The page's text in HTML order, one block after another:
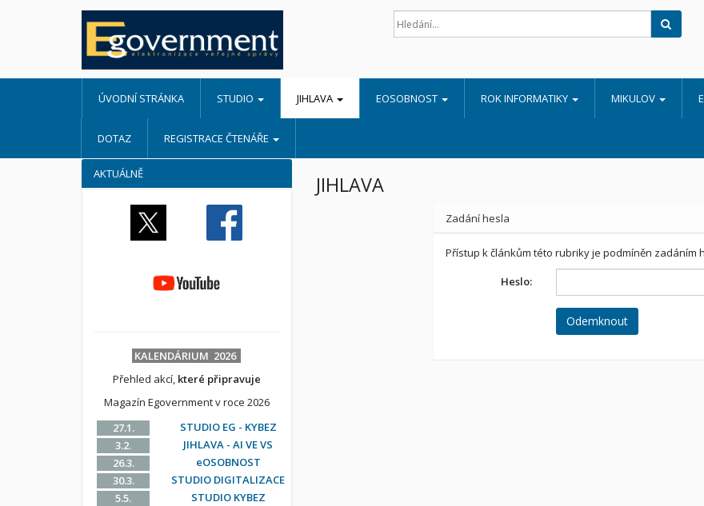
ÚVODNÍ STRÁNKA STUDIO JIHLAVA EOSOBNOST ROK INFORMATIKY MIKULOV
DOTAZ REGISTRACE ČTENÁŘE
JIHLAVA
Zadání hesla
Přístup k článkům této rubriky je podmíněn zadáním
Heslo:
AKTUÁLNĚ
KALENDÁRIUM 2026
Přehled akcí, které připravuje
Magazín Egovernment v roce 2026
27.1.
STUDIO EG - KYBEZ
3.2.
JIHLAVA - AI VE VS
26.3.
eOSOBNOST
30.3.
STUDIO DIGITALIZACE
5.5.
STUDIO KYBEZ